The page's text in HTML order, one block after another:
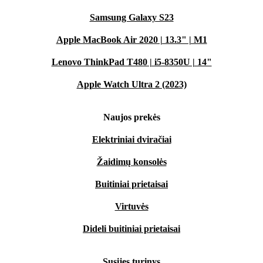
Samsung Galaxy S23
Apple MacBook Air 2020 | 13.3" | M1
Lenovo ThinkPad T480 | i5-8350U | 14"
Apple Watch Ultra 2 (2023)
Naujos prekės
Elektriniai dviračiai
Žaidimų konsolės
Buitiniai prietaisai
Virtuvės
Dideli buitiniai prietaisai